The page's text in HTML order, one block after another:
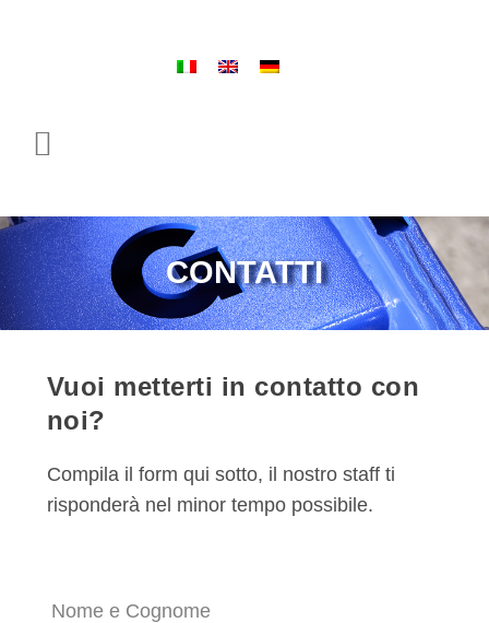
CONTATTI
Vuoi metterti in contatto con
noi?
Compila il form qui sotto, il nostro staff ti
risponderà nel minor tempo possibile.
e